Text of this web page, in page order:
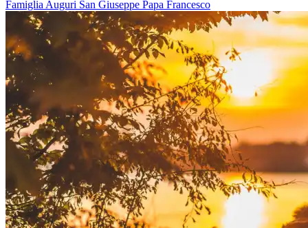
Famiglia Auguri San Giuseppe Papa Francesco